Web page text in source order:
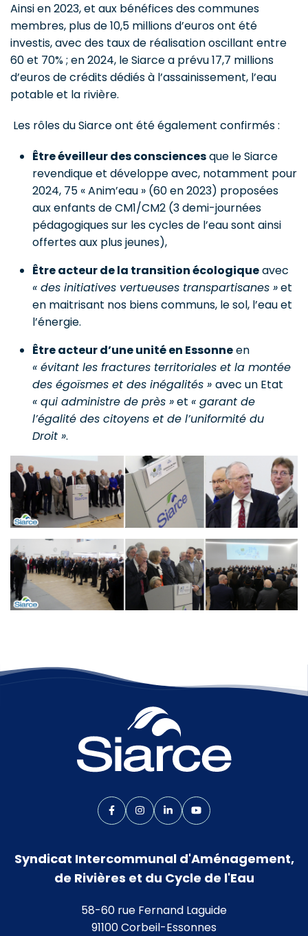
Ainsi en 2023, et aux bénéfices des communes
membres, plus de 10,5 millions d’euros ont été
investis, avec des taux de réalisation oscillant entre
60 et 70% ; en 2024, le Siarce a prévu 17,7 millions
d’euros de crédits dédiés à l’assainissement, l’eau
potable et la rivière.
Les rôles du Siarce ont été également confirmés :
Être éveilleur des consciencesque le Siarce
revendique et développe avec, notamment pour
2024, 75 « Anim’eau » (60 en 2023) proposées
aux enfants de CM1/CM2 (3 demi-journées
pédagogiques sur les cycles de l’eau sont ainsi
offertes aux plus jeunes),
Être acteur de la transition écologiqueavec
« des initiatives vertueuses transpartisanes »et
en maitrisant nos biens communs, le sol, l’eau et
l’énergie.
Être acteur d’une unité en Essonneen
« évitant les fractures territoriales et la montée
des égoïsmes et des inégalités » avec un Etat
« qui administre de près »et « garant de
l’égalité des citoyens et de l’uniformité du
Droit ».
Lien vers le compte Facebook
Lien vers le compte Instagram
Lien vers le compte Linkedin
Lien vers la chaîne
Syndicat Intercommunal d'Aménagement,
de Rivières et du Cycle de l'Eau
58-60 rue Fernand Laguide
91100 Corbeil-Essonnes